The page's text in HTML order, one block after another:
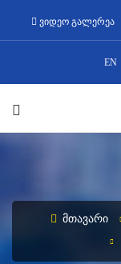
ვიდეო გალერეა
EN
ᲛᲗᲐᲕᲐᲠᲘ